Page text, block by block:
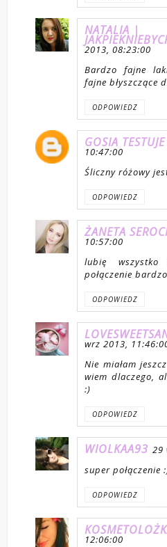
NATALIA |
2013, 08:23:00
Bardzo fajne
fajne błyszczące
ODPOWIEDZ
GOSIA TESTUJE
10:47:00
Śliczny różowy
ODPOWIEDZ
ŻANETA
10:57:00
lubię
połączenie
ODPOWIEDZ
wrz 2013,
Nie miałam
wiem dlaczego,
:)
ODPOWIEDZ
WIOLKAA93 29
super połączenie
ODPOWIEDZ
12:06:00